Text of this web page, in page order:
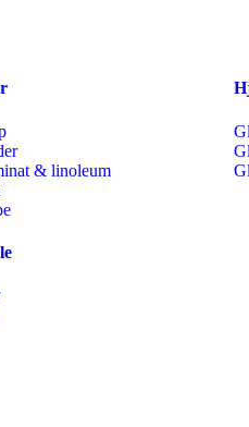
& linoleum